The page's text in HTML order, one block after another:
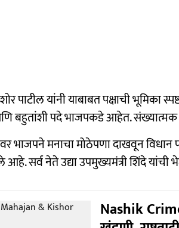
पाटील यांनी याबाबत पक्षाची भूमिका
बहुतांशी पदे भाजपकडे आहेत. संख्यात्मक
भाजपने मनाचा मोठेपणा दाखवून
सर्व नेते उद्या उपमुख्यमंत्री शिंदे
Nashik